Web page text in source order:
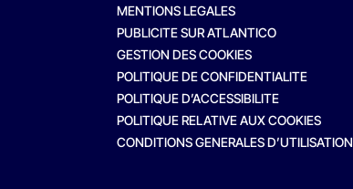
MENTIONS LEGALES
PUBLICITE SUR ATLANTICO
GESTION DES COOKIES
POLITIQUE DE CONFIDENTIALITE
POLITIQUE D’ACCESSIBILITE
POLITIQUE RELATIVE AUX COOKIES
CONDITIONS GENERALES D’UTILISATION